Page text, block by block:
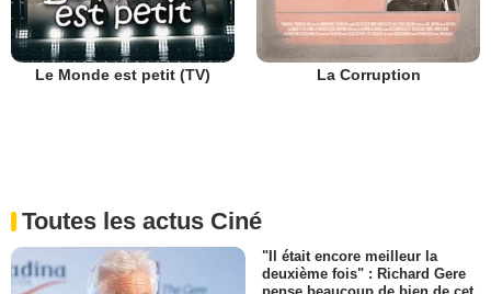
Le Monde est petit (TV) La Corruption
Toutes les actus Ciné
"Il était encore meilleur la
deuxième fois" : Richard Gere